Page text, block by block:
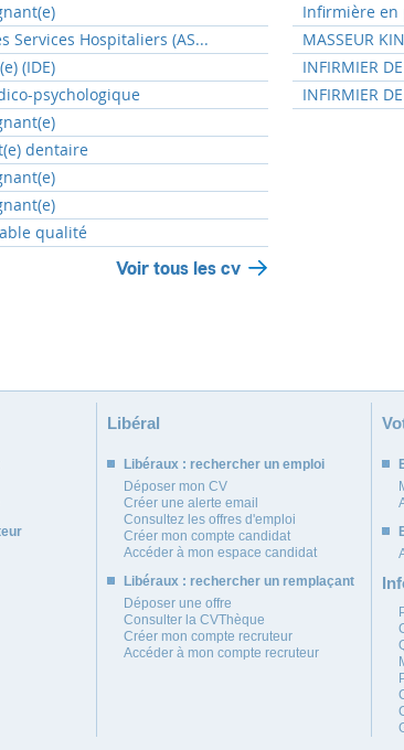
Services Hospitaliers (AS...
(IDE)
psychologique
dentaire
qualité
Voir tous les cv
Infirmière en
MASSEUR
INFIRMIER
INFIRMIER
Libéral
Libéraux : rechercher un emploi
Déposer mon CV
Créer une alerte email
Consultez les offres d'emploi
Créer mon compte candidat
Accéder à mon espace candidat
Libéraux : rechercher un remplaçant
Déposer une offre
Consulter la CVThèque
Créer mon compte recruteur
Accéder à mon compte recruteur